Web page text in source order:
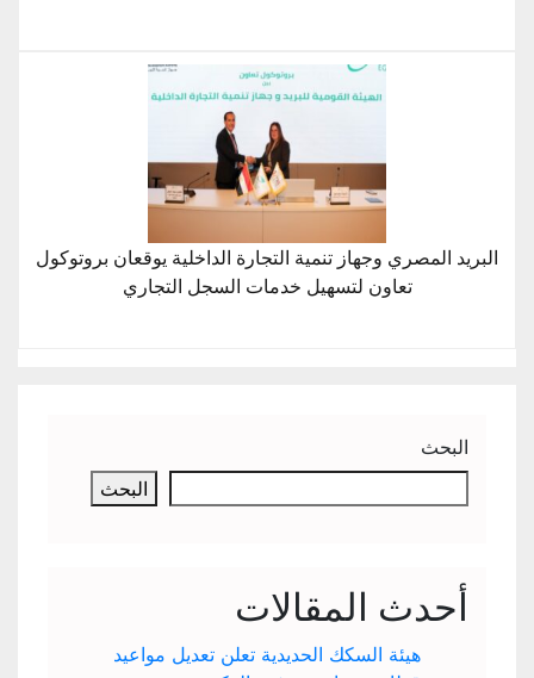
البريد المصري وجهاز تنمية التجارة الداخلية يوقعان بروتوكول
تعاون لتسهيل خدمات السجل التجاري
البحث
البحث
أحدث المقالات
هيئة السكك الحديدية تعلن تعديل مواعيد